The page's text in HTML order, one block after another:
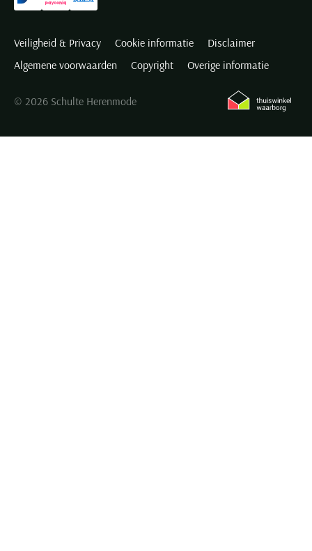
Veiligheid & Privacy Cookie informatie
Disclaimer
Algemene voorwaarden
Copyright Overige informatie
© 2026 Schulte Herenmode